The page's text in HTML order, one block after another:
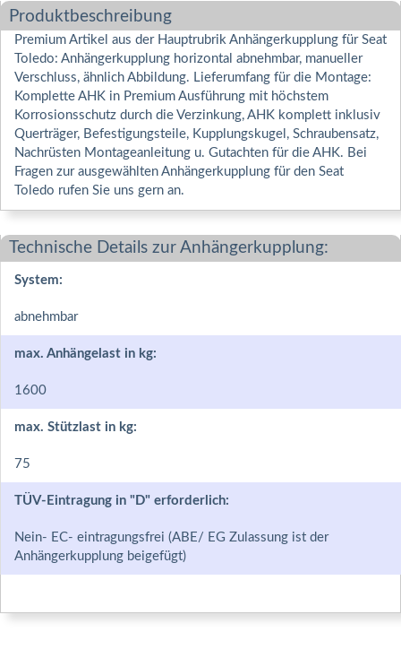
Produktbeschreibung
Premium Artikel aus der Hauptrubrik Anhängerkupplung für Seat
Toledo: Anhängerkupplung horizontal abnehmbar, manueller
Verschluss, ähnlich Abbildung. Lieferumfang für die Montage:
Komplette AHK in Premium Ausführung mit höchstem
Korrosionsschutz durch die Verzinkung, AHK komplett inklusiv
Querträger, Befestigungsteile, Kupplungskugel, Schraubensatz,
Nachrüsten Montageanleitung u. Gutachten für die AHK. Bei
Fragen zur ausgewählten Anhängerkupplung für den Seat
Toledo rufen Sie uns gern an.
Technische Details zur Anhängerkupplung:
System:
abnehmbar
max. Anhängelast in kg:
1600
max. Stützlast in kg:
75
TÜV-Eintragung in "D" erforderlich:
Nein- EC- eintragungsfrei (ABE/ EG Zulassung ist der
Anhängerkupplung beigefügt)